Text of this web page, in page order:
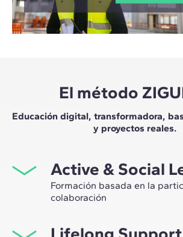
El método
Educación digital, transformadora,
y proyectos reales.
Active & Social
Formación basada en la
colaboración
network profesional, sino tener la